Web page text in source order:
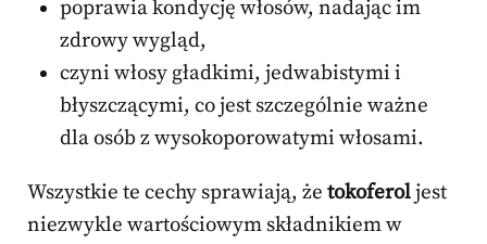
poprawia kondycję włosów, nadając im
zdrowy wygląd,
czyni włosy gładkimi, jedwabistymi i
błyszczącymi, co jest szczególnie ważne
dla osób z wysokoporowatymi włosami.
Wszystkie te cechy sprawiają, że tokoferoljest
niezwykle wartościowym składnikiem w